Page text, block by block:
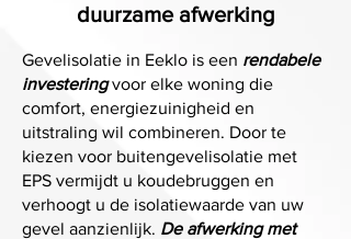
duurzame afwerking
Gevelisolatie in Eeklo is een rendabele
investeringvoor elke woning die
comfort, energiezuinigheid en
uitstraling wil combineren. Door te
kiezen voor buitengevelisolatie met
EPS vermijdt u koudebruggen en
verhoogt u de isolatiewaarde van uw
gevel aanzienlijk. De afwerking met